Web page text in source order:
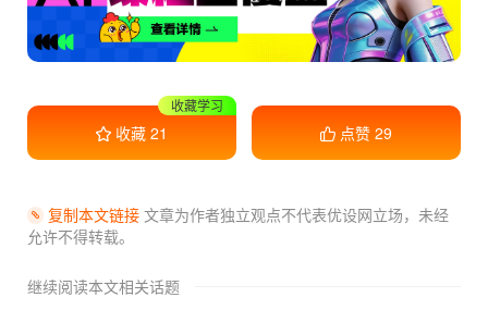
收藏 21
收藏学习
点赞 29
复制本文链接文章为作者独立观点不代表优设网立场， 未经
允许不得转载。
继续阅读本文相关话题